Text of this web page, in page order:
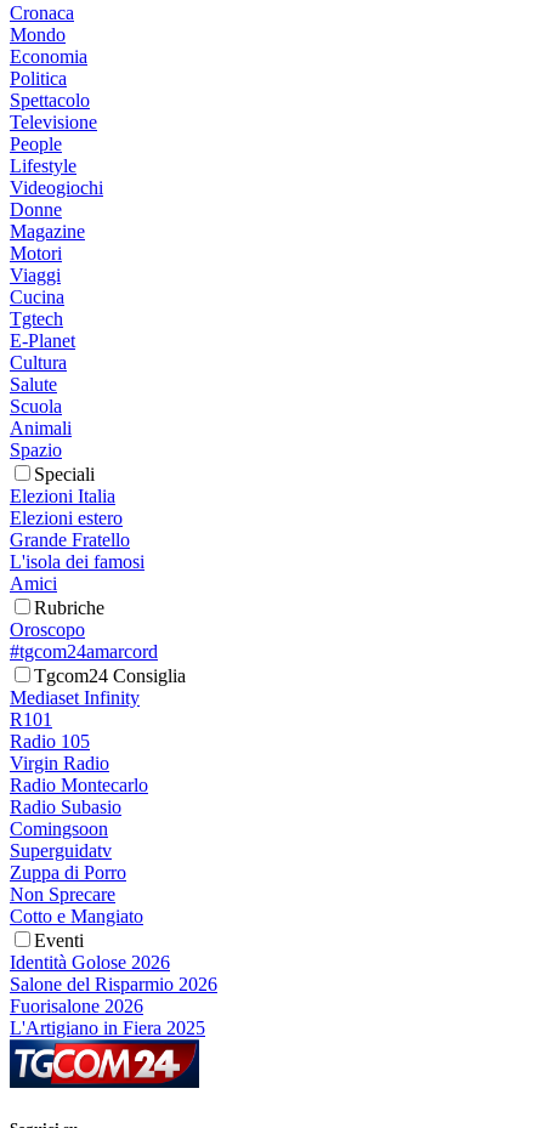
Cronaca
Mondo
Economia
Politica
Spettacolo
Televisione
People
Lifestyle
Videogiochi
Donne
Magazine
Motori
Viaggi
Cucina
Tgtech
E-Planet
Cultura
Salute
Scuola
Animali
Spazio
Speciali
Elezioni Italia
Elezioni estero
Grande Fratello
L'isola dei famosi
Amici
Rubriche
Oroscopo
#tgcom24amarcord
Tgcom24 Consiglia
Mediaset Infinity
R101
Radio 105
Virgin Radio
Radio Montecarlo
Radio Subasio
Comingsoon
Superguidatv
Zuppa di Porro
Non Sprecare
Cotto e Mangiato
Eventi
Identità Golose 2026
Salone del Risparmio 2026
Fuorisalone 2026
L'Artigiano in Fiera 2025